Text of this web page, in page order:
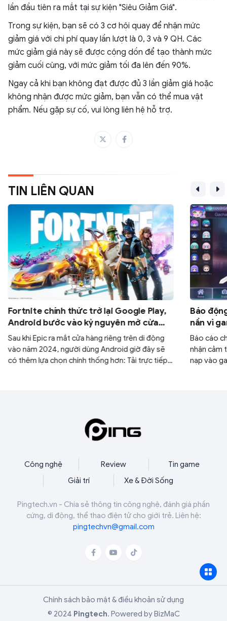
lần đầu tiên ra mắt tại sự kiện "Siêu Giảm Giá".
Trong sự kiện, bạn sẽ có 3 cơ hội quay để nhận mức
giảm giá với chi phí quay lần lượt là 0, 3 và 9 QH. Các
mức giảm giá này sẽ được cộng dồn để tạo thành mức
giảm cuối cùng, với mức giảm tối đa lên đến 90%.
Ngay cả khi bạn không đạt được đủ 3 lần giảm giá hoặc
không nhận được mức giảm, bạn vẫn có thể mua vật
phẩm. Nếu gặp sự cố, vui lòng liên hệ hỗ trợ.
TIN LIÊN QUAN
Fortnite chính thức trở lại Google Play,
Android bước vào kỷ nguyên mở cửa
hoàn toàn
Sau khi Epic ra mắt cửa hàng riêng trên di động
vào năm 2024, người dùng Android giờ đây sẽ
có thêm lựa chọn chính thống hơn: Tải trực tiếp
Báo
nần vì
người
Báo cáo
nhận cảm
nạp vào
Công nghệ Review
Tin game
Giải trí
Xe & Đời Sống
Pingtech.vn - Chia sẻ thông tin công nghệ, đánh giá phần
cứng, di động, thể thao điện tử cho giới trẻ. Liên hệ:
pingtechvn@gmail.com
Chính sách bảo mật & điều khoản sử dụng
© 2024 Pingtech. Powered byBizMaC